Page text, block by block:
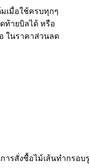
เมื่อใช้ครบทุกๆ
ท้ายบิลได้ หรือ
ในราคาส่วนลด
ารสั่งซื้อไม้เส้นทำกรอ